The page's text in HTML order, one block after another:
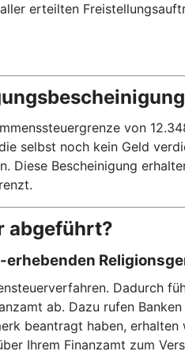
erteilten
von
selbst noch kein Geld
Diese Bescheinigung
abgeführt?
Dadurch
ab. Dazu rufen
beantragt haben,
Ihrem Finanzamt zum